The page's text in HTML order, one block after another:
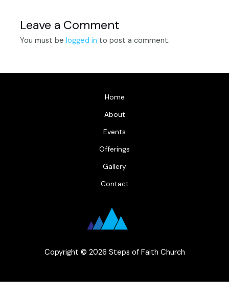
Leave a Comment
You must belogged in to post a comment.
Home
About
Events
Offerings
Gallery
Contact
Copyright © 2026 Steps of Faith Church